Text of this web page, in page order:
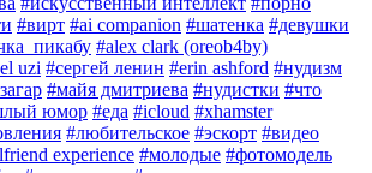
#вирт #ai companion #шатенка #девушки
#alex clark (oreob4by)
uzi #сергей ленин #erin ashford #нудизм
#майя дмитриева #нудистки #что
юмор #еда #icloud #xhamster
#любительское #эскорт #видео
experience #молодые #фотомодель